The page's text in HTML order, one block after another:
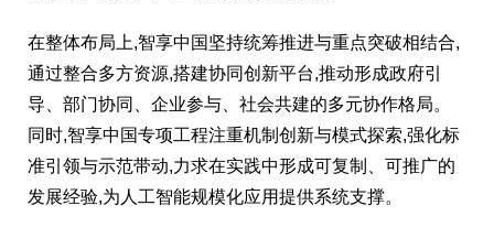
在整体布局上,智享中国坚持统筹推进与重点突破相结合,
通过整合多方资源,搭建协同创新平台,推动形成政府引
导、部门协同、企业参与、社会共建的多元协作格局。
同时,智享中国专项工程注重机制创新与模式探索,强化标
准引领与示范带动,力求在实践中形成可复制、可推广的
发展经验,为人工智能规模化应用提供系统支撑。